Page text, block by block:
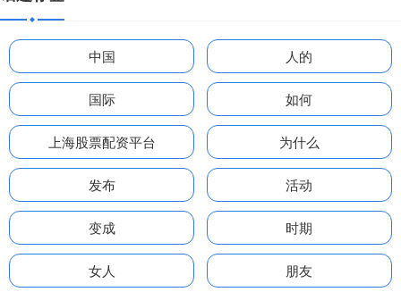
中国 人的
国际 如何
上海股票配资平台 为什么
发布 活动
变成 时期
女人 朋友